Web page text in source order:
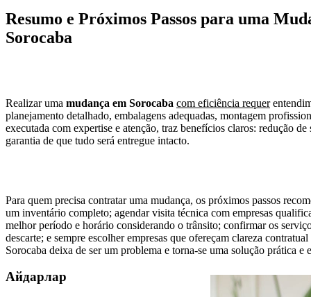
Resumo e Próximos Passos para uma
Sorocaba
Realizar uma mudança em Sorocaba com eficiência requer
planejamento detalhado, embalagens adequadas, montagem
executada com expertise e atenção, traz benefícios claros: redução
garantia de que tudo será entregue intacto.
Para quem precisa contratar uma mudança, os próximos passos
um inventário completo; agendar visita técnica com empresas
melhor período e horário considerando o trânsito; confirmar os
descarte; e sempre escolher empresas que ofereçam clareza
Sorocaba deixa de ser um problema e torna-se uma solução prática e
Айдарлар